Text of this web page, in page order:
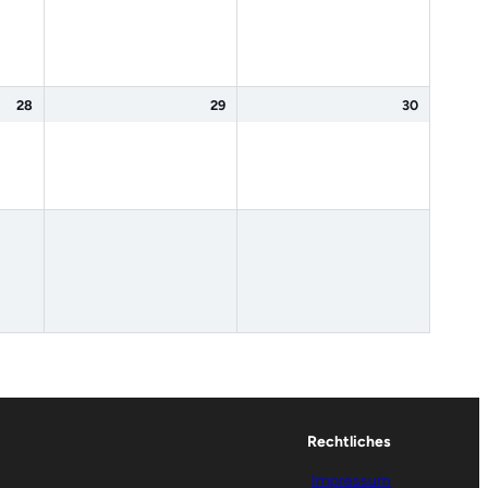
28 29 30
Rechtliches
Impressum